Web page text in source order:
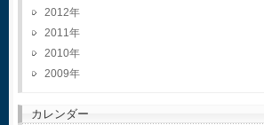
2012
2011
2010
2009
カレンダー